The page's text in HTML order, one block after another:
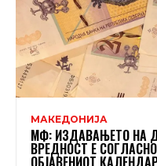
МАКЕДОНИЈА
МФ: ИЗДАВАЊЕТО НА
ВРЕДНОСТ Е
ОБЈАВЕНИОТ